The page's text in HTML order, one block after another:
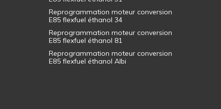
Reprogrammation moteur conversion
E85 flexfuel éthanol 34
Reprogrammation moteur conversion
E85 flexfuel éthanol 81
Reprogrammation moteur conversion
E85 flexfuel éthanol Albi